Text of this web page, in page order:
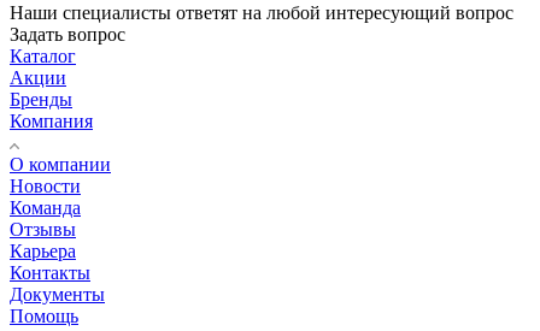
Наши специалисты ответят на любой интересующий вопрос
Задать вопрос
Каталог
Акции
Бренды
Компания
О компании
Новости
Команда
Отзывы
Карьера
Контакты
Документы
Помощь